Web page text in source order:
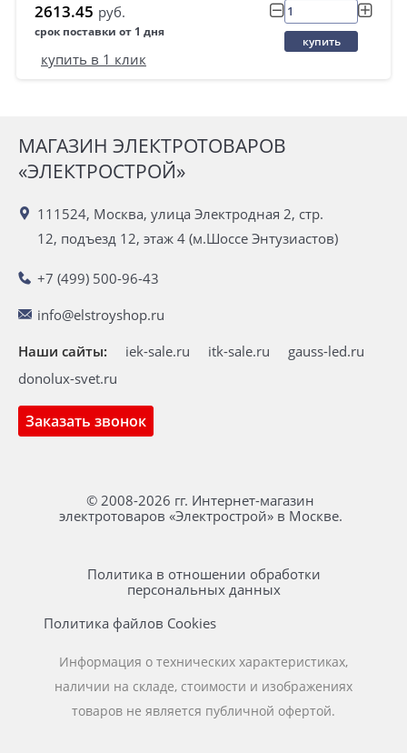
2613.45 руб.
срок поставки от 1 дня
купить
купить в 1 клик
МАГАЗИН ЭЛЕКТРОТОВАРОВ
«ЭЛЕКТРОСТРОЙ»
111524, Москва, улица Электродная 2, стр.
12, подъезд 12, этаж 4 (м.Шоссе Энтузиастов)
+7 (499) 500-96-43
info@elstroyshop.ru
Заказать звонок
Наши сайты: iek-sale.ru itk-sale.ru
gauss-led.ru
donolux-svet.ru
© 2008-2026 гг. Интернет-магазин
электротоваров «Электрострой» в Москве.
Политика в отношении обработки
персональных данных
Политика файлов Cookies
Информация о технических характеристиках,
наличии на складе, стоимости и изображениях
товаров не является публичной офертой.